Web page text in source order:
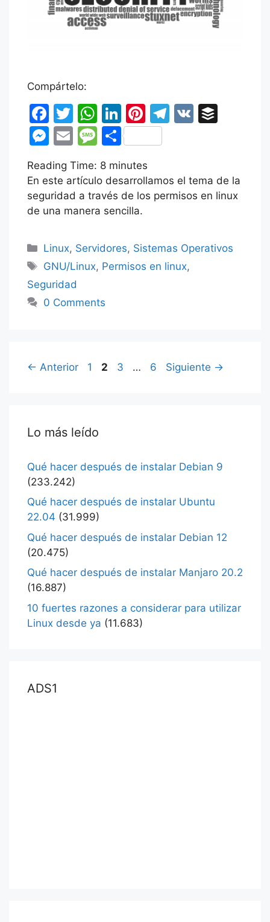
Compártelo:
F
a
c
e
b
o
k
T
w
itt
er
W
h
at
s
A
p
Li
n
k
e
dI
n
Pi
nt
er
e
st
T
gr
a
V
r
M
e
s
s
e
g
er
E
m
ai
l
M
e
s
s
a
e
C
m
p
ar
Reading Time: 8 minutes
En este artículo desarrollamos el tema de la
seguridad a través de los permisos en linux
de una manera sencilla.
Categorías
Linux, Servidores, Sistemas Operativos
Etiquetas
GNU/Linux, Permisos en linux,
Seguridad
0 Comments
← Anterior Página
1 Página
2 Página
3 … Página
6 Siguiente →
Lo más leído
Qué hacer después de instalar Debian 9
(233.242)
Qué hacer después de instalar Ubuntu
22.04 (31.999)
Qué hacer después de instalar Debian 12
(20.475)
Qué hacer después de instalar Manjaro 20.2
(16.887)
10 fuertes razones a considerar para utilizar
Linux desde ya (11.683)
ADS1